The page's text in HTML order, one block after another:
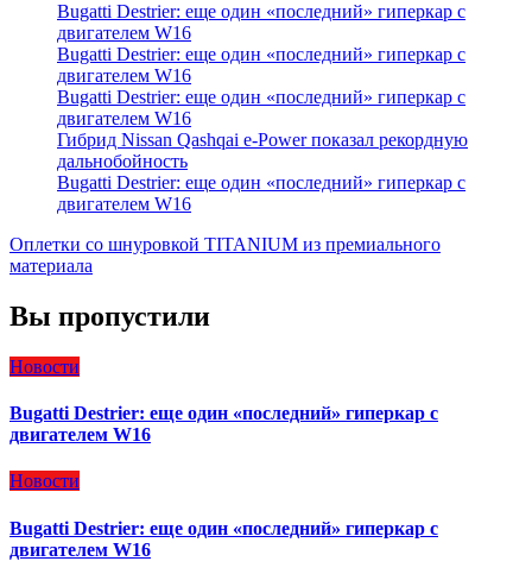
Bugatti Destrier: еще один «последний» гиперкар с
двигателем W16
Bugatti Destrier: еще один «последний» гиперкар с
двигателем W16
Bugatti Destrier: еще один «последний» гиперкар с
двигателем W16
Гибрид Nissan Qashqai e-Power показал рекордную
дальнобойность
Bugatti Destrier: еще один «последний» гиперкар с
двигателем W16
Оплетки со шнуровкой TITANIUM из премиального
материала
Вы пропустили
Новости
Bugatti Destrier: еще один «последний» гиперкар с
двигателем W16
Новости
Bugatti Destrier: еще один «последний» гиперкар с
двигателем W16